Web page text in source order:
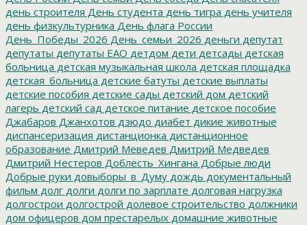
день строителя День студента день тигра день учителя
день физкультурника День флага России
День_Победы_2026 День_семьи_2026 деньги депутат
депутаты депутаты ЕАО детдом дети детсады детская
больница детская музыкальная школа детская площадка
детская_больница детские батуты детские выплаты
детские пособия детские сады детский дом детский
лагерь детский сад детское питание детское пособие
Джабаров Джанхотов дзюдо диабет дикие животные
диспансеризация дистанционка дистанционное
образование Дмитрий Меведев Дмитрий Медведев
Дмитрий Нестеров Доблесть_Хингана Добрые люди
Добрые руки довыборы_в_Думу дождь документальный
фильм долг долги долги по зарплате долговая нагрузка
долгострои долгострой долевое строительство должники
дом офицеров дом престарелых домашние животные